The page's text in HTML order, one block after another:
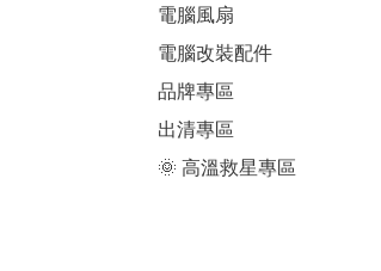
電腦風扇
電腦改裝配件
品牌專區
出清專區
🌞 高溫救星專區